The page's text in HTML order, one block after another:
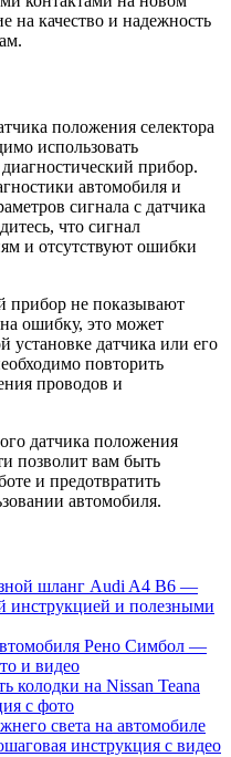
на качество и надежность
положения селектора
использовать
прибор.
автомобиля и
сигнала с датчика
что сигнал
и отсутствуют ошибки
прибор не показывают
ошибку, это может
установке датчика или его
повторить
проводов и
датчика положения
позволит вам быть
и предотвратить
автомобиля.
шланг Audi A4 B6 —
инструкцией и полезными
Рено Симбол —
и видео
колодки на Nissan Teana
с фото
света на автомобиле
инструкция с видео